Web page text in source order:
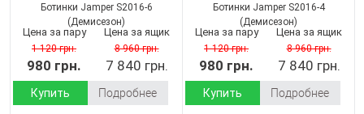
Ботинки Jamper S2016-6
(Демисезон)
Цена за пару
1 120 грн.
980 грн.
Цена за ящик
8 960 грн.
7 840 грн.
Купить Подробнее
Ботинки Jamper S2016-4
(Демисезон)
Цена за пару
1 120 грн.
980 грн.
Цена за ящик
8 960 грн.
7 840 грн.
Купить Подробнее